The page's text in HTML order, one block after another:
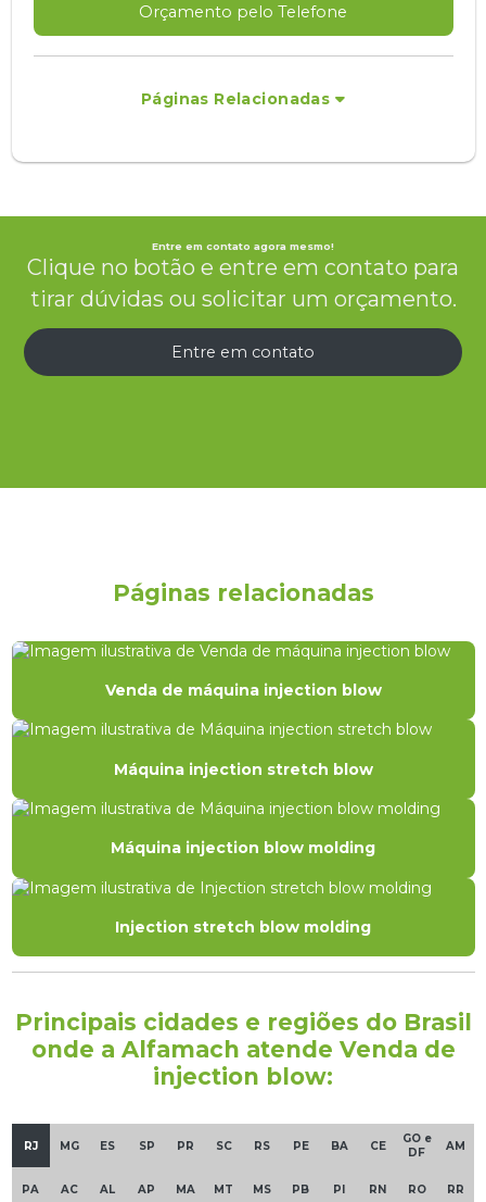
Orçamento pelo Telefone
Páginas Relacionadas
Entre em contato agora mesmo!
Clique no botão e entre em contato para
tirar dúvidas ou solicitar um orçamento.
Entre em contato
Páginas relacionadas
Venda de máquina injection blow
Máquina injection stretch blow
Máquina injection blow molding
Injection stretch blow molding
Principais cidades e regiões do Brasil
onde a Alfamach atende Venda de
injection blow:
RJ MG ES SP PR SC RS PE BA CE
GO e
DF
AM
PA AC AL AP MA MT MS PB PI RN RO RR